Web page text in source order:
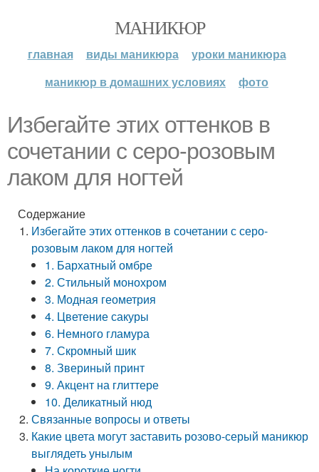
МАНИКЮР
главная виды маникюра
уроки маникюра
маникюр в домашних условиях
фото
Избегайте этих оттенков в
сочетании с серо-розовым
лаком для ногтей
Содержание
Избегайте этих оттенков в сочетании с серо-
розовым лаком для ногтей
1. Бархатный омбре
2. Стильный монохром
3. Модная геометрия
4. Цветение сакуры
6. Немного гламура
7. Скромный шик
8. Звериный принт
9. Акцент на глиттере
10. Деликатный нюд
Связанные вопросы и ответы
Какие цвета могут заставить розово-серый маникюр
выглядеть унылым